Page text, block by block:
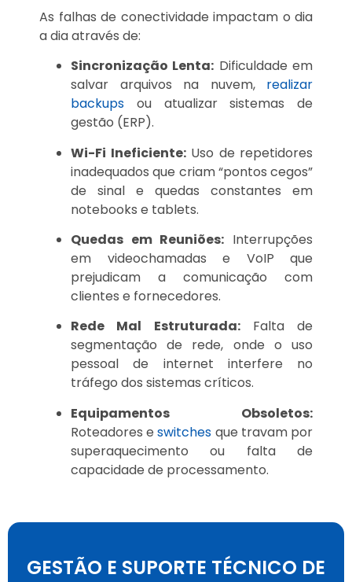
As falhas de conectividade impactam o dia
a dia através de:
Sincronização Lenta: Dificuldade em
salvar arquivos na nuvem, realizar
backups ou atualizar sistemas de
gestão (ERP).
Wi-Fi Ineficiente:Uso de repetidores
inadequados que criam “pontos cegos”
de sinal e quedas constantes em
notebooks e tablets.
Quedas em Reuniões: Interrupções
em videochamadas e VoIP que
prejudicam a comunicação com
clientes e fornecedores.
Rede Mal Estruturada:Falta de
segmentação de rede, onde o uso
pessoal de internet interfere no
tráfego dos sistemas críticos.
Equipamentos Obsoletos:
Roteadores eswitches que travam por
superaquecimento ou falta de
capacidade de processamento.
GESTÃO E SUPORTE TÉCNICO DE